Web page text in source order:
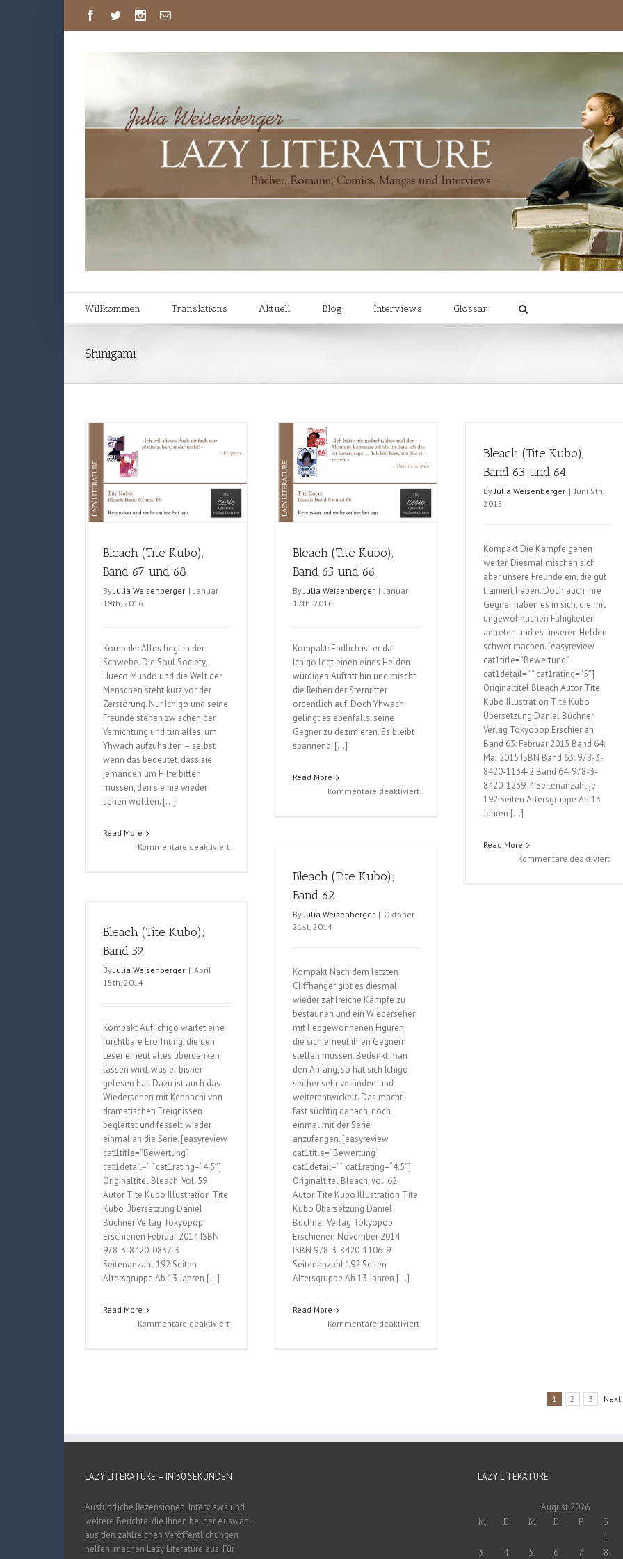
Willkommen Translations Aktuell Blog Interviews Glossar
Shinigami
Bleach (Tite Kubo),
Band 67 und 68
ByJulia Weisenberger | Januar
19th, 2016
Kompakt: Alles liegt in der
Schwebe. Die Soul Society,
Hueco Mundo und die Welt der
Menschen steht kurz vor der
Zerstörung. Nur Ichigo und seine
Freunde stehen zwischen der
Vernichtung und tun alles, um
Yhwach aufzuhalten – selbst
wenn das bedeutet, dass sie
jemanden um Hilfe bitten
müssen, den sie nie wieder
sehen wollten. […]
Read More
Kommentare deaktiviertfür
Bleach (Tite Kubo),
Band 65 und 66
ByJulia Weisenberger | Januar
17th, 2016
Kompakt: Endlich ist er da!
Ichigo legt einen eines Helden
würdigen Auftritt hin und mischt
die Reihen der Sternritter
ordentlich auf. Doch Yhwach
gelingt es ebenfalls, seine
Gegner zu dezimieren. Es bleibt
spannend. […]
Read More
Kommentare deaktiviertfür
Bleach (Tite Kubo),
Band 63 und 64
By Julia Weisenberger | Juni 5th,
2015
Kompakt Die Kämpfe gehen
weiter. Diesmal mischen sich
aber unsere Freunde ein, die gut
trainiert haben. Doch auch ihre
Gegner haben es in sich, die mit
ungewöhnlichen Fähigkeiten
antreten und es unseren Helden
schwer machen. [easyreview
cat1title=“Bewertung“
cat1detail=“ “ cat1rating=“5″]
Originaltitel Bleach Autor Tite
Kubo Illustration Tite Kubo
Übersetzung Daniel Büchner
Verlag Tokyopop Erschienen
Band 63: Februar 2015 Band 64:
Mai 2015 ISBN Band 63: 978-3-
8420-1134-2 Band 64: 978-3-
8420-1239-4 Seitenanzahl je
192 Seiten Altersgruppe Ab 13
Jahren […]
Read More
Kommentare deaktiviertfür
Bleach (Tite Kubo);
Band 62
By Julia Weisenberger | Oktober
21st, 2014
Kompakt Nach dem letzten
Cliffhanger gibt es diesmal
wieder zahlreiche Kämpfe zu
bestaunen und ein Wiedersehen
mit liebgewonnenen Figuren,
die sich erneut ihren Gegnern
stellen müssen. Bedenkt man
den Anfang, so hat sich Ichigo
seither sehr verändert und
weiterentwickelt. Das macht
fast süchtig danach, noch
einmal mit der Serie
anzufangen. [easyreview
cat1title=“Bewertung“
cat1detail=“ “ cat1rating=“4.5″]
Originaltitel Bleach, vol. 62
Autor Tite Kubo Illustration Tite
Kubo Übersetzung Daniel
Büchner Verlag Tokyopop
Erschienen November 2014
ISBN 978-3-8420-1106-9
Seitenanzahl 192 Seiten
Altersgruppe Ab 13 Jahren […]
Read More
Kommentare deaktiviertfür
Bleach (Tite Kubo);
Band 59
By Julia Weisenberger | April
15th, 2014
Kompakt Auf Ichigo wartet eine
furchtbare Eröffnung, die den
Leser erneut alles überdenken
lassen wird, was er bisher
gelesen hat. Dazu ist auch das
Wiedersehen mit Kenpachi von
dramatischen Ereignissen
begleitet und fesselt wieder
einmal an die Serie. [easyreview
cat1title=“Bewertung“
cat1detail=“ “ cat1rating=“4.5″]
Originaltitel Bleach; Vol. 59
Autor Tite Kubo Illustration Tite
Kubo Übersetzung Daniel
Büchner Verlag Tokyopop
Erschienen Februar 2014 ISBN
978-3-8420-0837-3
Seitenanzahl 192 Seiten
Altersgruppe Ab 13 Jahren […]
Read More
Kommentare deaktiviertfür
1 2 3 Next
LAZY LITERATURE – IN 30 SEKUNDEN
Ausführliche Rezensionen, Interviews und
weitere Berichte, die Ihnen bei der Auswahl
aus den zahlreichen Veröffentlichungen
helfen, machen Lazy Literature aus. Für
LAZY LITERATURE
August 2026
M D M D F S
1
3
4 5 6 7 8